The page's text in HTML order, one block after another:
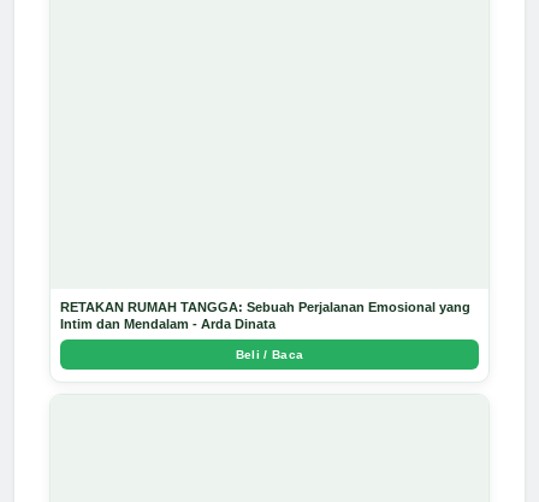
RETAKAN RUMAH TANGGA: Sebuah Perjalanan Emosional yang
Intim dan Mendalam - Arda Dinata
Beli / Baca